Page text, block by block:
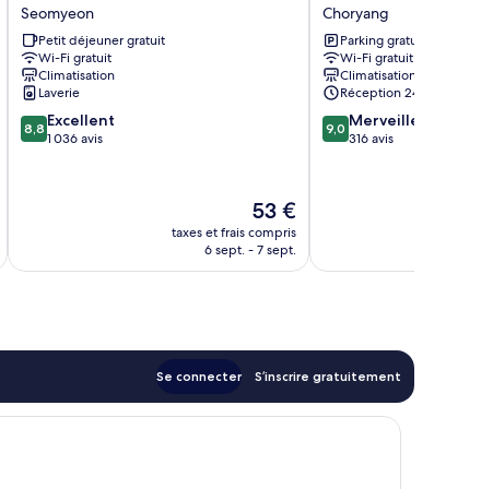
Inn
Busan
Seo-
myeon
Seomyeon
Seomyeon
Petit déjeuner gratuit
Wi-Fi gratuit
Climatisation
Laverie
8.8
sur
8,8 Excellent
1 036 avis
Le
nouveau
prix
53 €
taxes et frais compris
6 sept. - 7 sept.
station
city
hotel
Choryang
Choryang
Parking gratuit
Wi-Fi gratuit
Climatisation
Réception 24 h/24
9.0
sur
9,0 Merveilleux
316 avis
Se connecter S’inscrire gratuitement